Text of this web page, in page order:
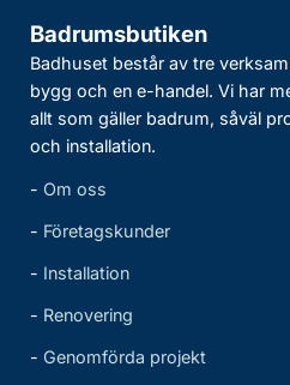
Badrumsbutiken
Badhuset består av tre
bygg och en e-handel. Vi har
allt som gäller badrum, såväl
och installation.
- Om oss
- Företagskunder
- Installation
- Renovering
- Genomförda projekt